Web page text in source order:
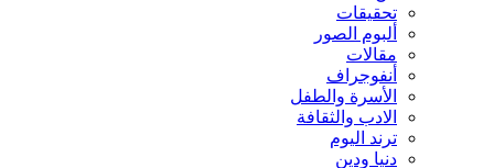
تحقيقات
ألبوم الصور
مقالات
أنفوجراف
الأسرة والطفل
الادب والثقافة
ترند اليوم
دنيا ودين